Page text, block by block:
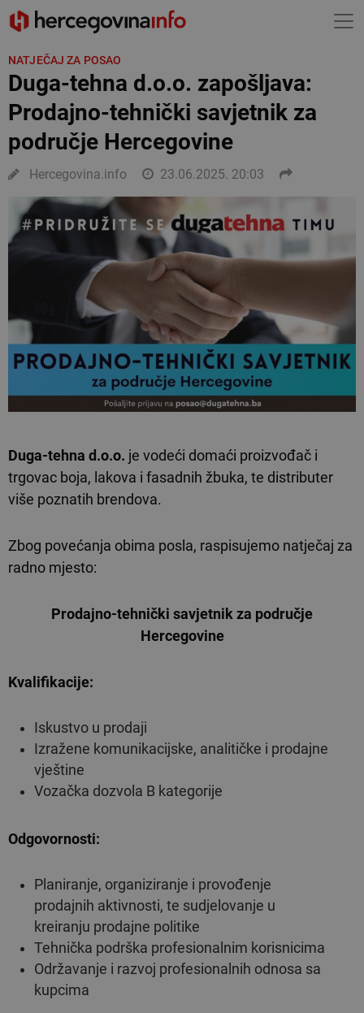
NATJEČAJ ZA POSAO
Duga-tehna d.o.o. zapošljava:
Prodajno-tehnički savjetnik za
područje Hercegovine
Hercegovina.info 23.06.2025. 20:03
Duga-tehna d.o.o. je vodeći domaći proizvođač i
trgovac boja, lakova i fasadnih žbuka, te distributer
više poznatih brendova.
Zbog povećanja obima posla, raspisujemo natječaj za
radno mjesto:
Prodajno-tehnički savjetnik za područje
Hercegovine
Kvalifikacije:
Iskustvo u prodaji
Izražene komunikacijske, analitičke i prodajne
vještine
Vozačka dozvola B kategorije
Odgovornosti:
Planiranje, organiziranje i provođenje
prodajnih aktivnosti, te sudjelovanje u
kreiranju prodajne politike
Tehnička podrška profesionalnim korisnicima
Održavanje i razvoj profesionalnih odnosa sa
kupcima